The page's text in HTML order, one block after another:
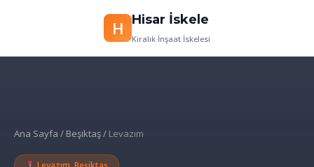
geç
H Hisar İskele
Kiralık İnşaat İskelesi
Ana Sayfa / Beşiktaş/ Levazım